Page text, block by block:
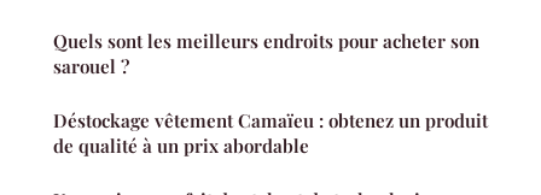
Quels sont les meilleurs endroits pour acheter son
sarouel ?
Déstockage vêtement Camaïeu : obtenez un produit
de qualité à un prix abordable